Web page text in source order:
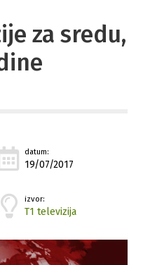
za sredu,
datum:
19/07/2017
izvor:
T1 televizija